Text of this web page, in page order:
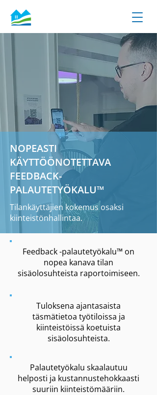
NOPEASTI
KÄYTTÖÖNOTETTAVA
FEEDBACK-
PALAUTETYÖKALU™
Tilankäyttäjien kokemus osaksi
kiinteistönhallintaa.
Feedback -palautetyökalu™ on
nopea kanava tilan
sisäolosuhteista raportoimiseen.
Tuloksena ajantasaista
täsmätietoa työtiloissa ja
kiinteistöissä koetuista
sisäolosuhteista.
Palautetyökalu skaalautuu
helposti ja kustannustehokkaasti
suuriin kiinteistömääriin.